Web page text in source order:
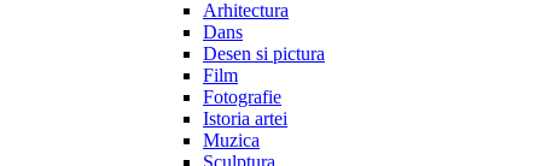
Arhitectura
Dans
Desen si pictura
Film
Fotografie
Istoria artei
Muzica
Sculptura